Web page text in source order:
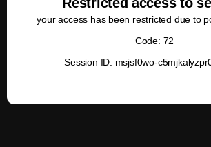
your access has been restricted due to
Code: 72
Session ID: msjsf0wo-